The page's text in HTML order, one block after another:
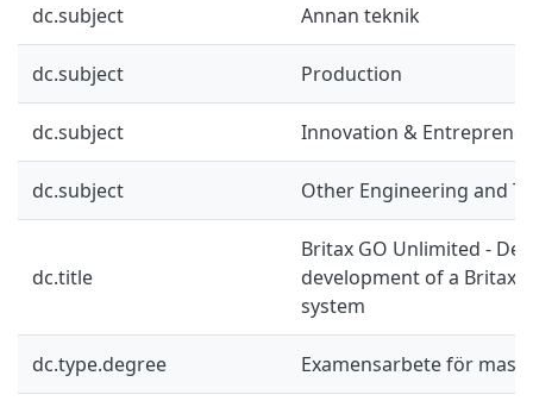
dc.subject Annan teknik
dc.subject Production
dc.subject Innovation &
dc.subject Other Engineering and
dc.title
Britax GO Unlimited -
development of a Britax
system
dc.type.degree Examensarbete för